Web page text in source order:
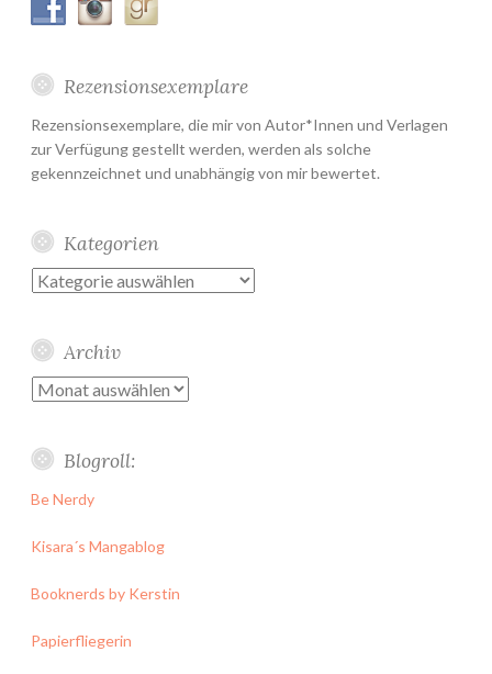
Rezensionsexemplare
Rezensionsexemplare, die mir von Autor*Innen und Verlagen
zur Verfügung gestellt werden, werden als solche
gekennzeichnet und unabhängig von mir bewertet.
Kategorien
Kategorien
Archiv
Archiv
Blogroll:
Be Nerdy
Kisara´s Mangablog
Booknerds by Kerstin
Papierfliegerin